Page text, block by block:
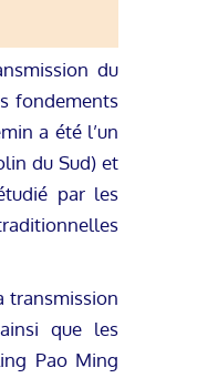
du
fondements
a été l’un
du Sud) et
par les
transmission
que les
Pao Ming